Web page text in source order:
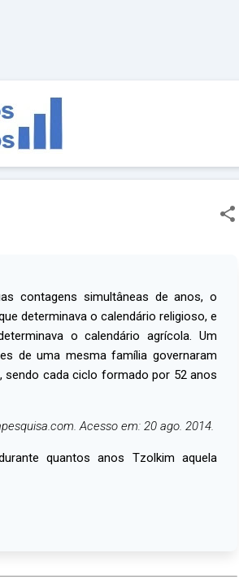
contagens simultâneas de anos, o
determinava o calendário religioso, e
o calendário agrícola. Um
de uma mesma família governaram
sendo cada ciclo formado por 52 anos
Acesso em: 20 ago. 2014.
quantos anos Tzolkim aquela